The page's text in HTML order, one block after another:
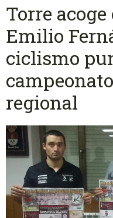
Torre
Emilio
ciclismo
regional